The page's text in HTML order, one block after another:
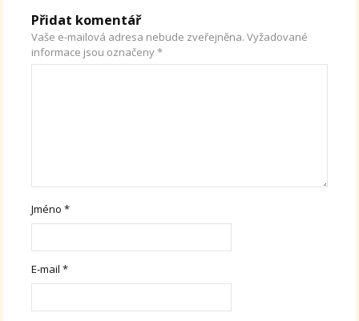
Přidat komentář
Vaše e-mailová adresa nebude zveřejněna. Vyžadované
informace jsou označeny*
Jméno*
E-mail*